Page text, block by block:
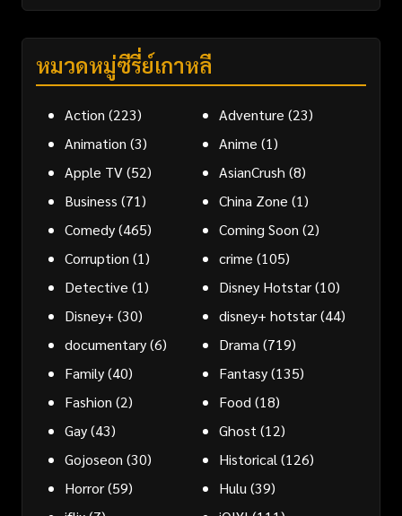
หมวดหมู่ซีรี่ย์เกาหลี
Action (223) Adventure (23)
Animation (3) Anime (1)
Apple TV(52) AsianCrush (8)
Business (71) China Zone (1)
Comedy(465) Coming Soon (2)
Corruption (1) crime (105)
Detective (1) Disney Hotstar(10)
Disney+ (30) disney+ hotstar(44)
documentary(6) Drama (719)
Family(40) Fantasy(135)
Fashion (2) Food (18)
Gay(43) Ghost (12)
Gojoseon (30) Historical (126)
Horror(59) Hulu (39)